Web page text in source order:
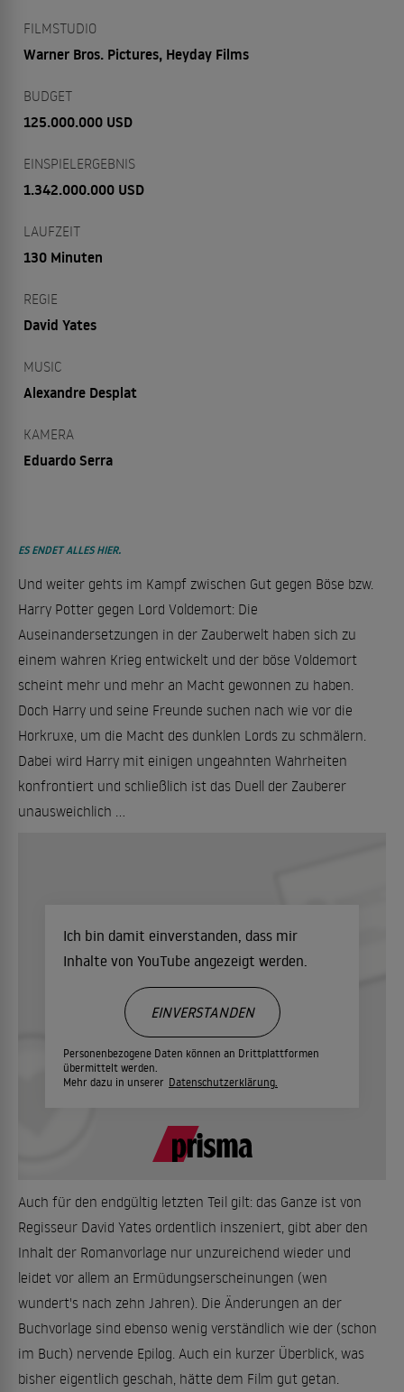
FILMSTUDIO
Warner Bros. Pictures, Heyday Films
BUDGET
125.000.000 USD
EINSPIELERGEBNIS
1.342.000.000 USD
LAUFZEIT
130 Minuten
REGIE
David Yates
MUSIC
Alexandre Desplat
KAMERA
Eduardo Serra
ES ENDET ALLES HIER.
Und weiter gehts im Kampf zwischen Gut gegen Böse bzw.
Harry Potter gegen Lord Voldemort: Die
Auseinandersetzungen in der Zauberwelt haben sich zu
einem wahren Krieg entwickelt und der böse Voldemort
scheint mehr und mehr an Macht gewonnen zu haben.
Doch Harry und seine Freunde suchen nach wie vor die
Horkruxe, um die Macht des dunklen Lords zu schmälern.
Dabei wird Harry mit einigen ungeahnten Wahrheiten
konfrontiert und schließlich ist das Duell der Zauberer
unausweichlich ...
Ich bin damit einverstanden, dass mir
Inhalte von YouTube angezeigt werden.
Personenbezogene Daten können an Drittplattformen
übermittelt werden.
Mehr dazu in unserer Datenschutzerklärung.
EINVERSTANDEN
Auch für den endgültig letzten Teil gilt: das Ganze ist von
Regisseur David Yates ordentlich inszeniert, gibt aber den
Inhalt der Romanvorlage nur unzureichend wieder und
leidet vor allem an Ermüdungserscheinungen (wen
wundert's nach zehn Jahren). Die Änderungen an der
Buchvorlage sind ebenso wenig verständlich wie der (schon
im Buch) nervende Epilog. Auch ein kurzer Überblick, was
bisher eigentlich geschah, hätte dem Film gut getan.